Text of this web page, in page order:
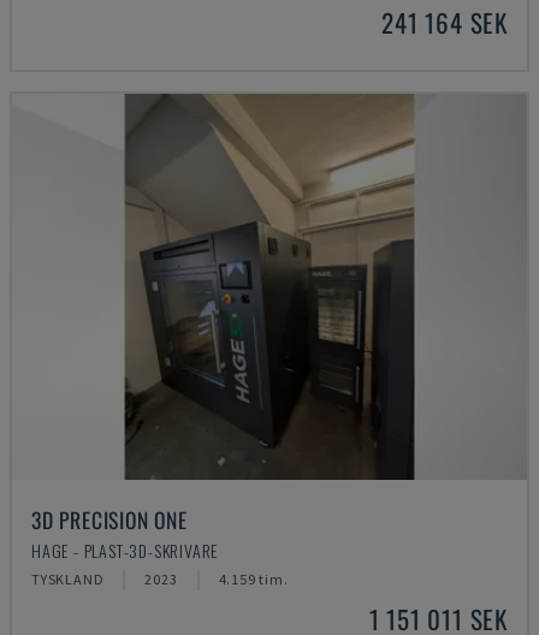
241 164 SEK
3D PRECISION ONE
HAGE - PLAST-3D-SKRIVARE
TYSKLAND 2023 4.159 tim.
1 151 011 SEK